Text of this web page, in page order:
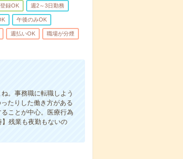
録OK 週2～3日勤務
午後のみOK
週払いOK 職場が分煙
。事務職に転職しよう
たりした働き方がある
ことが中心。医療行為
残業も夜勤もないの